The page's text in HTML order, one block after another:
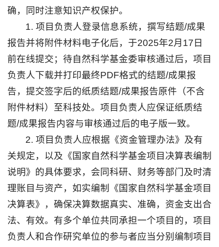
确，同时注意知识产权保护。
1. 项目负责人登录信息系统，撰写结题/成果
报告并将附件材料电子化后，于2025年2月17日
前在线提交；待自然科学基金委审核通过后，项目
负责人下载并打印最终PDF格式的结题/成果报
告，提交签字后的纸质结题/成果报告原件（不含
附件材料）至科技处。项目负责人应保证纸质结
题/成果报告内容与审核通过后的电子版一致。
2. 项目负责人应根据《资金管理办法》及有
关规定，以及《国家自然科学基金项目决算表编制
说明》的具体要求，会同科研、财务等部门及时清
理账目与资产，如实编制《国家自然科学基金项目
决算表》，确保决算数据真实、准确，资金支出合
法、有效。有多个单位共同承担一个项目的，项目
负责人和合作研究单位的参与者应当分别编制项目